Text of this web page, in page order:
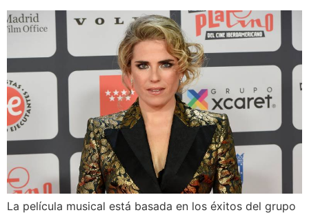
La película musical está basada en los éxitos del grupo